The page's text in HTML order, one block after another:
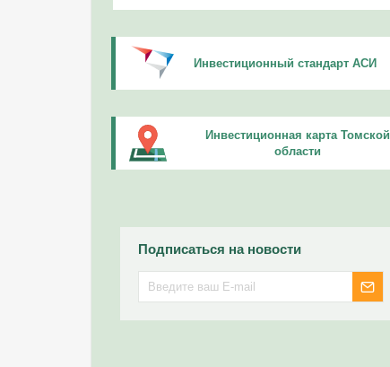
Инвестиционный стандарт АСИ
Инвестиционная карта Томской
области
Подписаться на новости